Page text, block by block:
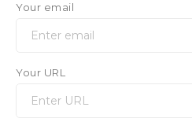
Your email
Your URL